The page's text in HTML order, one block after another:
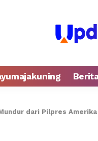
dari Pilpres Amerika Serikat